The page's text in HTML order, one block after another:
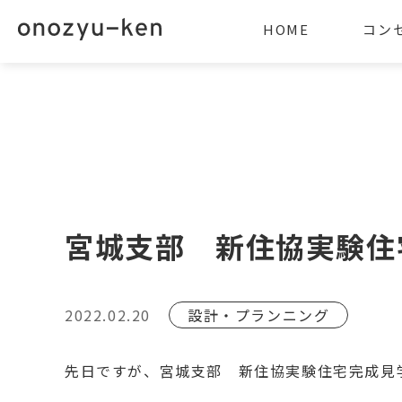
HOME コン
宮城支部 新住協実験住
2022.02.20 設計・プランニング
先日ですが、宮城支部 新住協実験住宅完成見